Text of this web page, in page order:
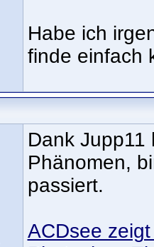
Habe ich
finde einfach
Dank Jupp11
Phänomen,
passiert.
ACDsee